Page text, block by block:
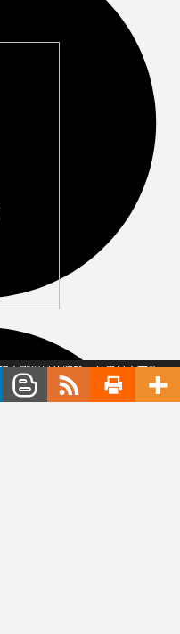
中獲得最佳體驗，並盡最大可能
聲明。 I Accept